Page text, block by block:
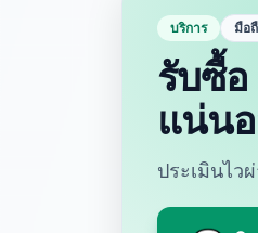
บริการ มือ
รับซื้
แน่น
ประเมินไว